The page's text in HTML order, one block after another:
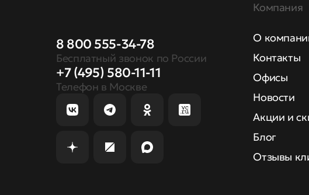
8 800 555-34-78
Бесплатный звонок по России
+7 (495) 580-11-11
Телефон в Москве
Компания
О
Контакты
Офисы
Новости
Акции и
Блог
Отзывы